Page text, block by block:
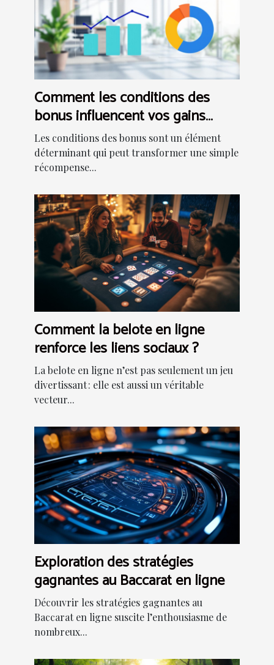
Comment les conditions des
bonus influencent vos gains
potentiels ?
Les conditions des bonus sont un élément
déterminant qui peut transformer une simple
récompense...
Comment la belote en ligne
renforce les liens sociaux ?
La belote en ligne n’est pas seulement un jeu
divertissant : elle est aussi un véritable
vecteur...
Exploration des stratégies
gagnantes au Baccarat en ligne
Découvrir les stratégies gagnantes au
Baccarat en ligne suscite l’enthousiasme de
nombreux...